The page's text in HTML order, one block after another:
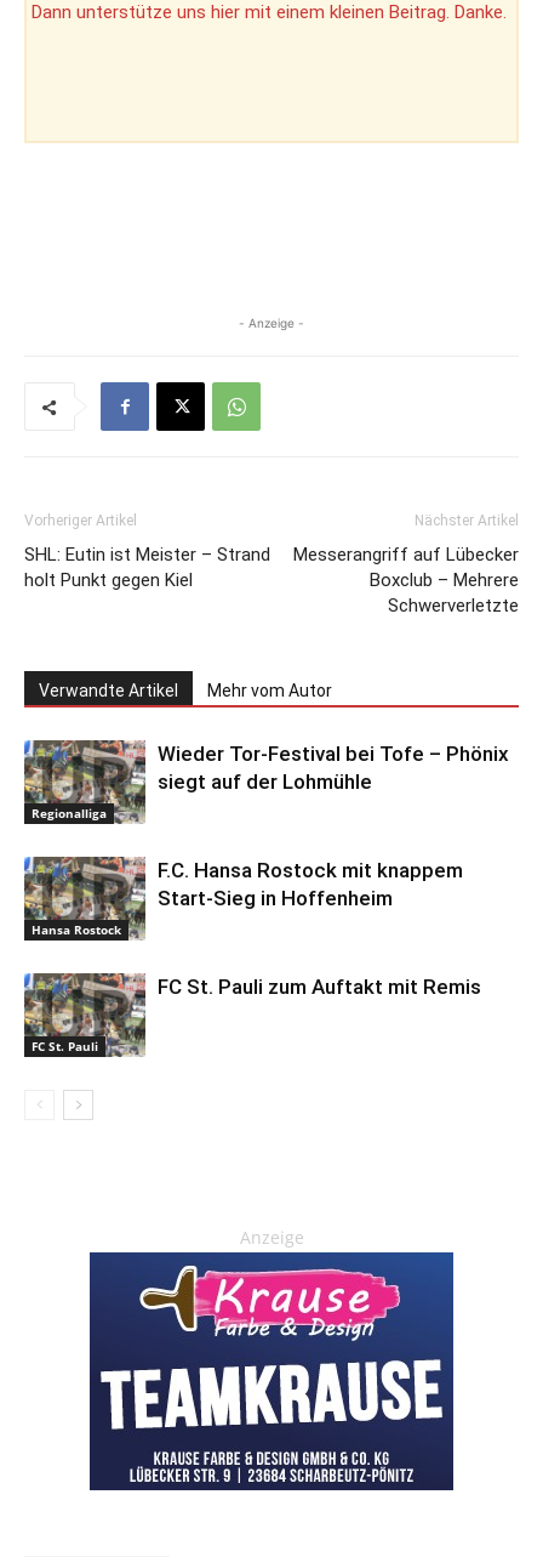
Dann unterstütze uns hier mit einem kleinen Beitrag. Danke.
- Anzeige -
Vorheriger Artikel
SHL: Eutin ist Meister – Strand
holt Punkt gegen Kiel
Nächster Artikel
Messerangriff auf Lübecker
Boxclub – Mehrere
Schwerverletzte
Verwandte Artikel Mehr vom Autor
Regionalliga
Wieder Tor-Festival bei Tofe – Phönix
siegt auf der Lohmühle
Hansa Rostock
F.C. Hansa Rostock mit knappem
Start-Sieg in Hoffenheim
FC St. Pauli
FC St. Pauli zum Auftakt mit Remis
Anzeige